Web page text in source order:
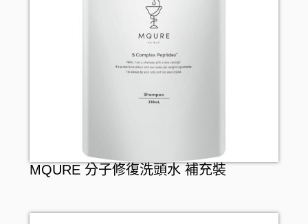
MQURE 分子修復洗頭水 補充裝